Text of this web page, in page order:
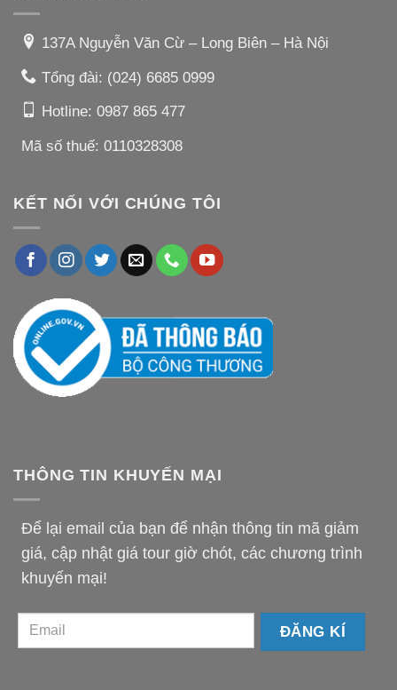
137A Nguyễn Văn Cừ – Long Biên – Hà Nội
Tổng đài: (024) 6685 0999
Hotline: 0987 865 477
Mã số thuế: 0110328308
KẾT NỐI VỚI CHÚNG TÔI
THÔNG TIN KHUYẾN MẠI
Để lại email của bạn để nhận thông tin mã giảm
giá, cập nhật giá tour giờ chót, các chương trình
khuyến mại!
email-
km